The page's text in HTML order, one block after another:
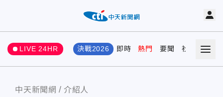
LIVE 24HR 決戰2026 即時 熱門 要聞 社會 娛樂
中天新聞網 介紹人